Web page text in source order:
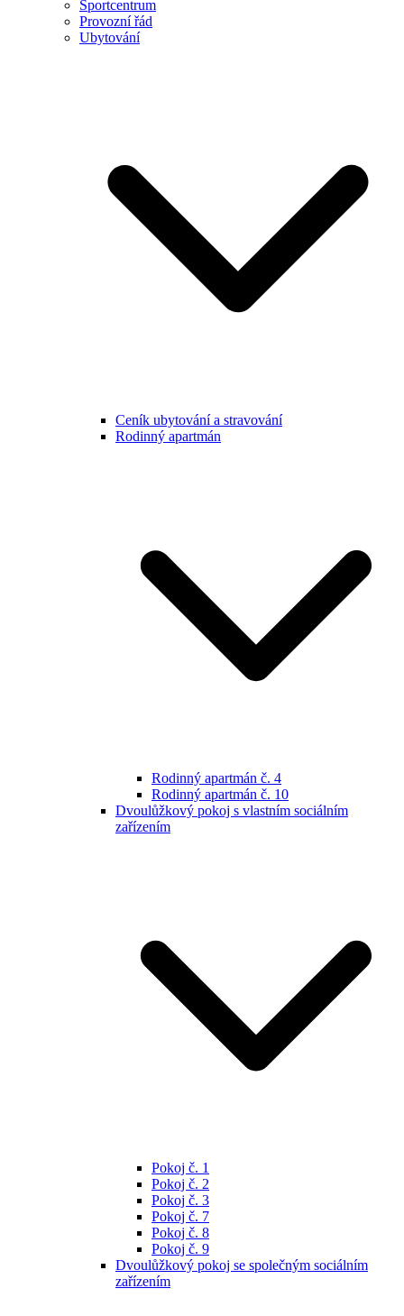
Sportcentrum
Provozní řád
Ubytování
Ceník ubytování a stravování
Rodinný apartmán
Rodinný apartmán č. 4
Rodinný apartmán č. 10
Dvoulůžkový pokoj s vlastním sociálním
zařízením
Pokoj č. 1
Pokoj č. 2
Pokoj č. 3
Pokoj č. 7
Pokoj č. 8
Pokoj č. 9
Dvoulůžkový pokoj se společným sociálním
zařízením